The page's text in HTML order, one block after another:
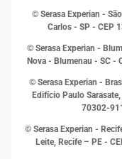
Marketing
Open Finance
Proteção de Dados
Sustentabilidade
© Serasa Experian -
Carlos - SP - CEP
© Serasa Experian -
Nova - Blumenau - SC
© Serasa Experian -
Edifício Paulo
70302-
© Serasa Experian -
Leite, Recife – PE -